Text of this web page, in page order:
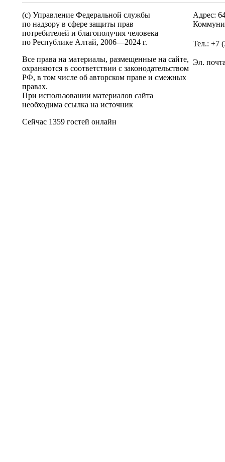
(c) Управление Федеральной службы
по надзору в сфере защиты прав
потребителей и благополучия человека
по Республике Алтай, 2006—2024 г.
Все права на материалы, размещенные на сайте,
охраняются в соответствии с законодательством
РФ, в том числе об авторском праве и смежных
правах.
При использовании материалов сайта
необходима ссылка на источник
Сейчас 1359 гостей онлайн
Адрес:
Тел.: +7
Эл.